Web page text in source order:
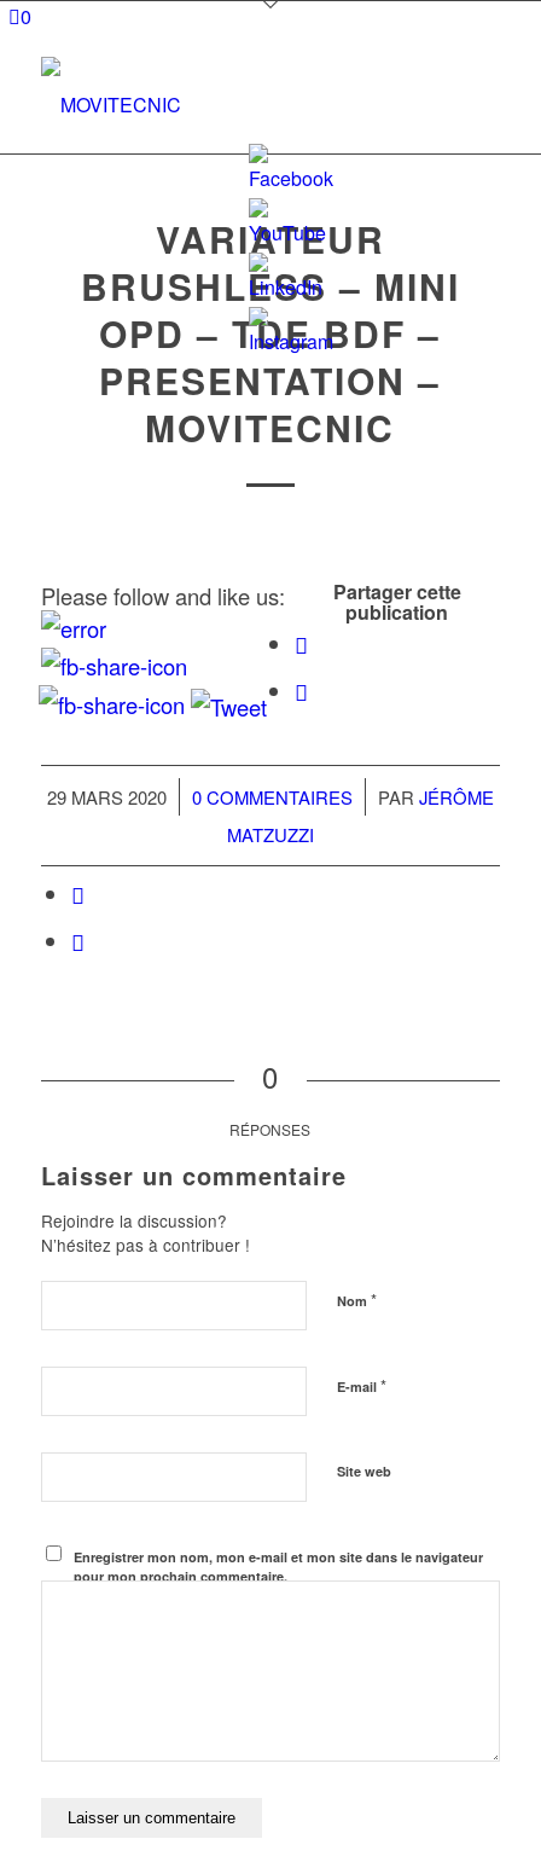
0
VARIATEUR
BRUSHLESS – MINI
OPD – TDE BDF –
PRESENTATION –
MOVITECNIC
Please follow and like us:
29 MARS 2020
/ 0 COMMENTAIRES
/ PAR JÉRÔME
MATZUZZI
Partager cette
publication
0
RÉPONSES
Laisser un commentaire
Rejoindre la discussion?
N’hésitez pas à contribuer !
Nom *
E-mail *
Site web
Enregistrer mon nom, mon e-mail et mon site dans le navigateur
pour mon prochain commentaire.
Set
Youtube
Channel
ID